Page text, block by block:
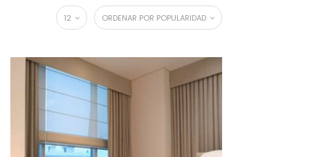
ORDENAR POR POPULARIDAD
12